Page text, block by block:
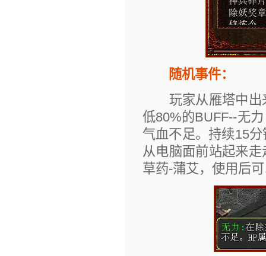
随机事件：
玩家从雁塔中出
低80%的BUFF--无
气血不足。持续15
从电脑面前站起来
草药-蒲艾，使用后